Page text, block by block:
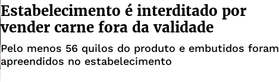
Estabelecimento é interditado por
vender carne fora da validade
Pelo menos 56 quilos do produto e embutidos foram
apreendidos no estabelecimento